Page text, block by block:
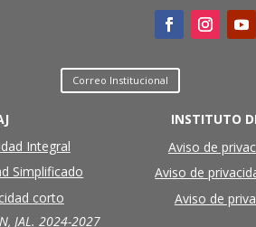
Correo Institucional
Integral
Simplificado
corto
INSTITUTO
Aviso de
Aviso de
Aviso de
JAL. 2024-2027